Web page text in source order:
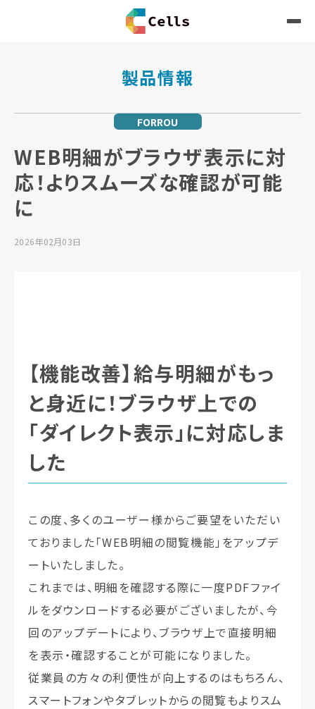
製品情報
FORROU
WEB明細がブラウザ表示に対
応！よりスムーズな確認が可能
に
2026年02月03日
【機能改善】給与明細がもっ
と身近に！ブラウザ上での
「ダイレクト表示」に対応しま
した
この度、多くのユーザー様からご要望をいただい
ておりました「WEB明細の閲覧機能」をアップデ
ートいたしました。
これまでは、明細を確認する際に一度PDFファイ
ルをダウンロードする必要がございましたが、今
回のアップデートにより、ブラウザ上で直接明細
を表示・確認することが可能になりました。
従業員の方々の利便性が向上するのはもちろん、
スマートフォンやタブレットからの閲覧もよりスム